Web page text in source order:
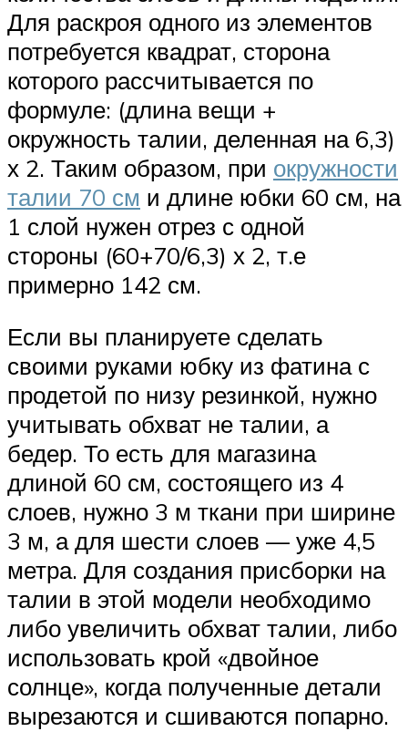
Для раскроя одного из элементов
потребуется квадрат, сторона
которого рассчитывается по
формуле: (длина вещи +
окружность талии, деленная на 6,3)
х 2. Таким образом, при окружности
талии 70 см и длине юбки 60 см, на
1 слой нужен отрез с одной
стороны (60+70/6,3) х 2, т.е
примерно 142 см.
Если вы планируете сделать
своими руками юбку из фатина с
продетой по низу резинкой, нужно
учитывать обхват не талии, а
бедер. То есть для магазина
длиной 60 см, состоящего из 4
слоев, нужно 3 м ткани при ширине
3 м, а для шести слоев — уже 4,5
метра. Для создания присборки на
талии в этой модели необходимо
либо увеличить обхват талии, либо
использовать крой «двойное
солнце», когда полученные детали
вырезаются и сшиваются попарно.